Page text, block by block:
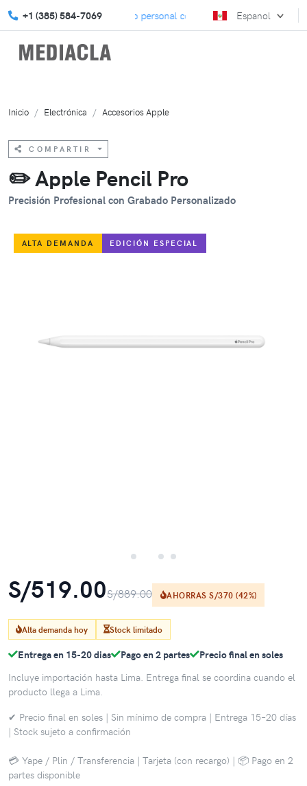
+1 (385) 584-7069
en inolvidable – hazlo personal con MediaCla. Eleva
Espanol
Inicio Electrónica Accesorios Apple
COMPARTIR
✏️ Apple Pencil Pro
Precisión Profesional con Grabado Personalizado
ALTA DEMANDA EDICIÓN ESPECIAL
S/519.00S/889.00 AHORRAS S/370 (42%)
Alta demanda hoy Stock limitado
Entrega en 15-20 dias Pago en 2 partes Precio final en soles
Incluye importación hasta Lima. Entrega final se coordina cuando el
producto llega a Lima.
✔ Precio final en soles | Sin mínimo de compra | Entrega 15–20 días
| Stock sujeto a confirmación
💳 Yape / Plin / Transferencia | Tarjeta (con recargo) | 📦 Pago en 2
partes disponible